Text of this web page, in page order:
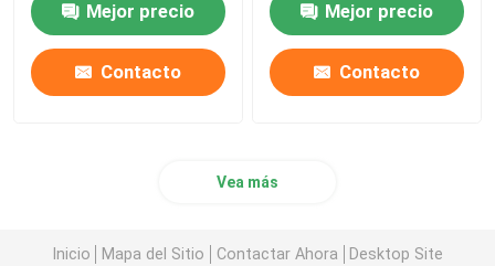
Mejor precio
Contacto
Mejor precio
Contacto
Vea más
Inicio Mapa del Sitio Contactar Ahora Desktop Site